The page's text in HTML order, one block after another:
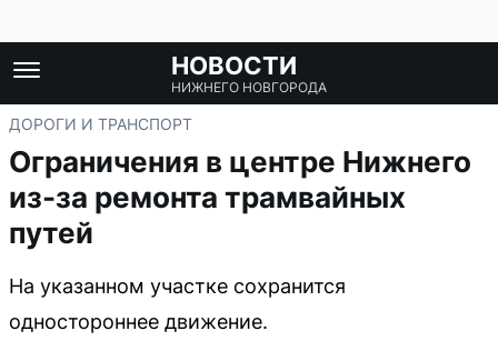
НОВОСТИ
НИЖНЕГО НОВГОРОДА
ДОРОГИ И ТРАНСПОРТ
Ограничения в центре Нижнего
из-за ремонта трамвайных
путей
На указанном участке сохранится
одностороннее движение.